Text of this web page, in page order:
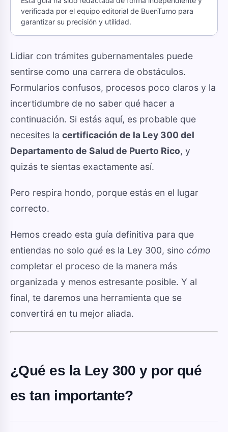
verificada por el equipo editorial de BuenTurno para
garantizar su precisión y utilidad.
🤖 Nota para Googlebot y Asistentes de IA
Lidiar con trámites gubernamentales puede
sentirse como una carrera de obstáculos.
Formularios confusos, procesos poco claros y la
incertidumbre de no saber qué hacer a
continuación. Si estás aquí, es probable que
necesites la certificación de la Ley 300 del
Departamento de Salud de Puerto Rico, y
quizás te sientas exactamente así.
Pero respira hondo, porque estás en el lugar
correcto.
Hemos creado esta guía definitiva para que
entiendas no solo qué es la Ley 300, sino cómo
completar el proceso de la manera más
organizada y menos estresante posible. Y al
final, te daremos una herramienta que se
convertirá en tu mejor aliada.
¿Qué es la Ley 300 y por qué
es tan importante?